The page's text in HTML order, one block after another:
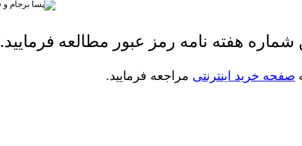
هفته نامه رمز عبور مطالعه فرمایید.
صفحه خرید اینترنتی مراجعه فرمایید.